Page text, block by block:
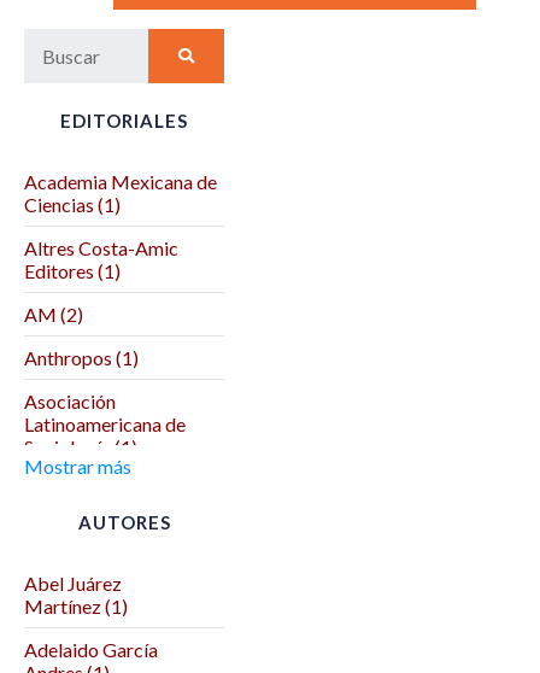
EDITORIALES
Academia Mexicana de
Ciencias (1)
Altres Costa-Amic
Editores (1)
AM (2)
Anthropos (1)
Asociación
Latinoamericana de
Sociología (1)
de Ciencias Políticas (1)
Benemérita Universidad
Autónoma de Puebla (2)
Benemérita y
Mostrar más
AUTORES
Abel Juárez
Martínez (1)
Adelaido García